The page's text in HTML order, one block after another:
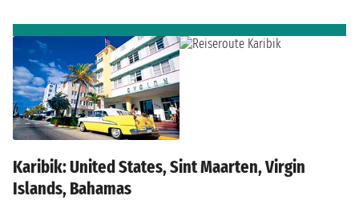
Karibik: United States, Sint Maarten, Virgin
Islands, Bahamas